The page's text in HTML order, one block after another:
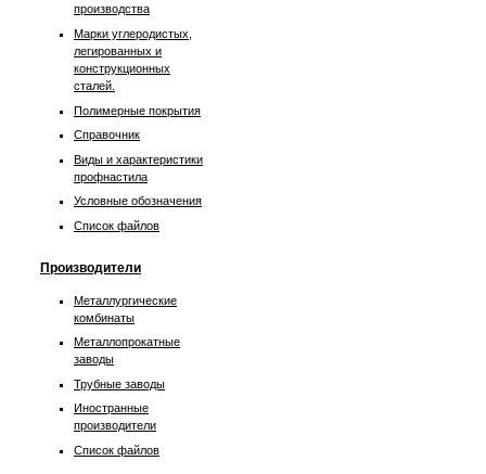
производства
Марки углеродистых,
легированных и
конструкционных
сталей.
Полимерные покрытия
Справочник
Виды и характеристики
профнастила
Условные обозначения
Список файлов
Производители
Металлургические
комбинаты
Металлопрокатные
заводы
Трубные заводы
Иностранные
производители
Список файлов